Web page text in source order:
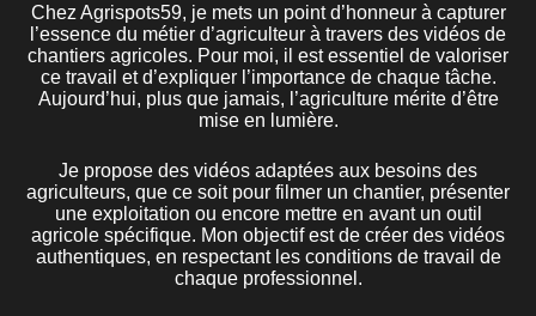
Chez Agrispots59, je mets un point d’honneur à capturer
l’essence du métier d’agriculteur à travers des vidéos de
chantiers agricoles. Pour moi, il est essentiel de valoriser
ce travail et d’expliquer l’importance de chaque tâche.
Aujourd’hui, plus que jamais, l’agriculture mérite d’être
mise en lumière.
Je propose des vidéos adaptées aux besoins des
agriculteurs, que ce soit pour filmer un chantier, présenter
une exploitation ou encore mettre en avant un outil
agricole spécifique. Mon objectif est de créer des vidéos
authentiques, en respectant les conditions de travail de
chaque professionnel.